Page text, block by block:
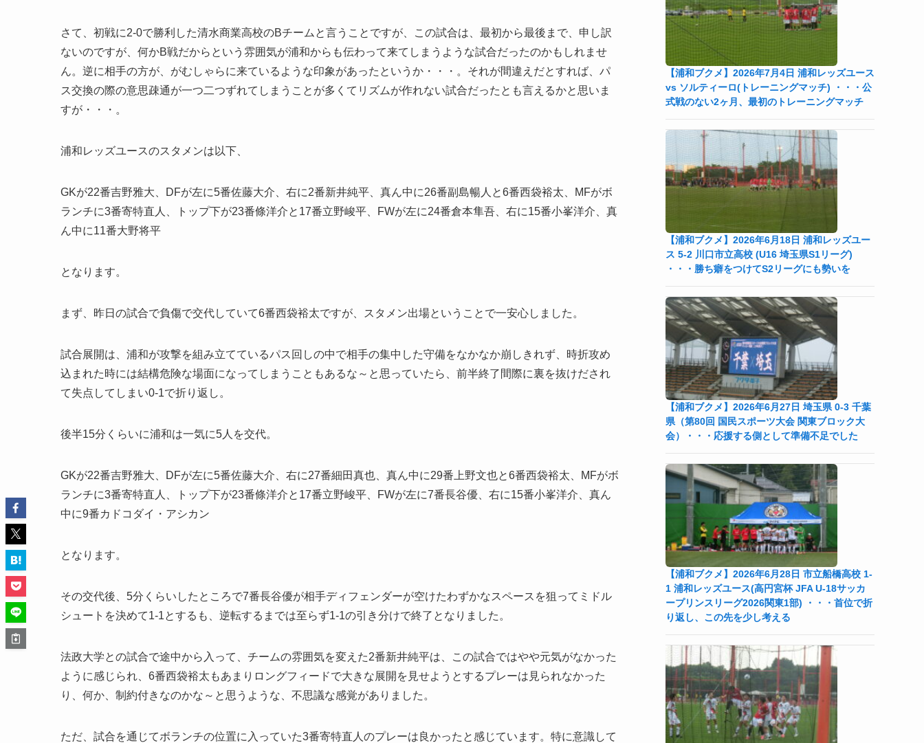
さて、初戦に2-0で勝利した清水商業高校のBチームと言うことですが、この試合は、最初から最後まで、申し訳
ないのですが、何かB戦だからという雰囲気が浦和からも伝わって来てしまうような試合だったのかもしれませ
ん。逆に相手の方が、がむしゃらに来ているような印象があったというか・・・。それが間違えだとすれば、パ
ス交換の際の意思疎通が一つ二つずれてしまうことが多くてリズムが作れない試合だったとも言えるかと思いま
すが・・・。
浦和レッズユースのスタメンは以下、
GKが22番吉野雅大、DFが左に5番佐藤大介、右に2番新井純平、真ん中に26番副島暢人と6番西袋裕太、MFがボ
ランチに3番寄特直人、トップ下が23番條洋介と17番立野峻平、FWが左に24番倉本隼吾、右に15番小峯洋介、真
ん中に11番大野将平
となります。
まず、昨日の試合で負傷で交代していて6番西袋裕太ですが、スタメン出場ということで一安心しました。
試合展開は、浦和が攻撃を組み立てているパス回しの中で相手の集中した守備をなかなか崩しきれず、時折攻め
込まれた時には結構危険な場面になってしまうこともあるな～と思っていたら、前半終了間際に裏を抜けだされ
て失点してしまい0-1で折り返し。
後半15分くらいに浦和は一気に5人を交代。
GKが22番吉野雅大、DFが左に5番佐藤大介、右に27番細田真也、真ん中に29番上野文也と6番西袋裕太、MFがボ
ランチに3番寄特直人、トップ下が23番條洋介と17番立野峻平、FWが左に7番長谷優、右に15番小峯洋介、真ん
中に9番カドコダイ・アシカン
となります。
その交代後、5分くらいしたところで7番長谷優が相手ディフェンダーが空けたわずかなスペースを狙ってミドル
シュートを決めて1-1とするも、逆転するまでは至らず1-1の引き分けで終了となりました。
法政大学との試合で途中から入って、チームの雰囲気を変えた2番新井純平は、この試合ではやや元気がなかった
ように感じられ、6番西袋裕太もあまりロングフィードで大きな展開を見せようとするプレーは見られなかった
り、何か、制約付きなのかな～と思うような、不思議な感覚がありました。
ただ、試合を通じてボランチの位置に入っていた3番寄特直人のプレーは良かったと感じています。特に意識して
【浦和ブクメ】2026年7月4日 浦和レッズユース
vs ソルティーロ(トレーニングマッチ) ・・・公
式戦のない2ヶ月、最初のトレーニングマッチ
【浦和ブクメ】2026年6月18日 浦和レッズユー
ス 5-2 川口市立高校 (U16 埼玉県S1リーグ)
・・・勝ち癖をつけてS2リーグにも勢いを
【浦和ブクメ】2026年6月27日 埼玉県 0-3 千葉
県（第80回 国民スポーツ大会 関東ブロック大
会）・・・応援する側として準備不足でした
【浦和ブクメ】2026年6月28日 市立船橋高校 1-
1 浦和レッズユース(高円宮杯 JFA U-18サッカ
ープリンスリーグ2026関東1部) ・・・首位で折
り返し、この先を少し考える